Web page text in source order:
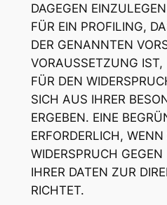
DAGEGEN
FÜR EIN PROFILING,
DER GENANNTEN
VORAUSSETZUNG IST,
FÜR DEN
SICH AUS IHRER
ERGEBEN. EINE
ERFORDERLICH, WENN
WIDERSPRUCH
IHRER DATEN ZUR
RICHTET.